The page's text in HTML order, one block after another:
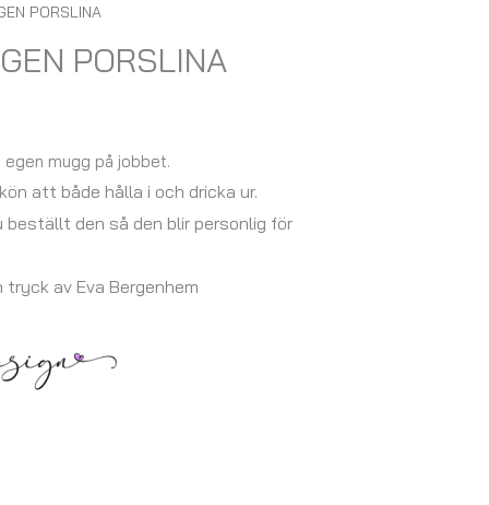
PORSLINA
PORSLINA
egen mugg på jobbet.
att både hålla i och dricka ur.
beställt den så den blir personlig för
tryck av Eva Bergenhem